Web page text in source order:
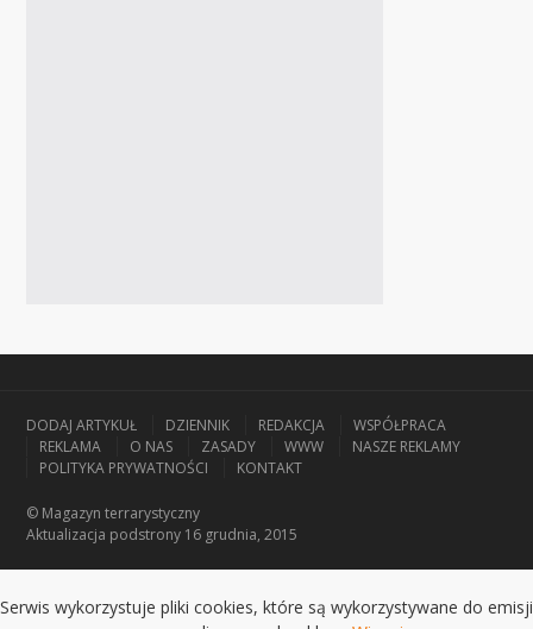
DODAJ ARTYKUŁ DZIENNIK REDAKCJA
WSPÓŁPRACA
REKLAMA
O NAS ZASADY WWW
NASZE REKLAMY
POLITYKA PRYWATNOŚCI
KONTAKT
© Magazyn terrarystyczny
Aktualizacja podstrony 16 grudnia, 2015
Serwis wykorzystuje pliki cookies, które są wykorzystywane do emisji